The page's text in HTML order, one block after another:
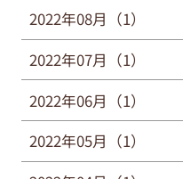
2022年08月（1）
2022年07月（1）
2022年06月（1）
2022年05月（1）